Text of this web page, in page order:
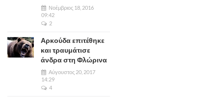
Νοέμβριος 18, 2016
09:42
2
Αρκούδα επιτέθηκε
και τραυμάτισε
άνδρα στη Φλώρινα
Αύγουστος 20, 2017
14:29
4